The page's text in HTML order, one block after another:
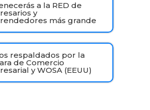
a la RED de
y
más grande
respaldados por la
de Comercio
y WOSA (EEUU)